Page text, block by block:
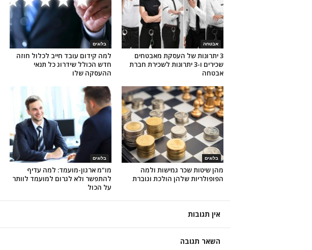
בלוגים
למה קידום עובד חייב לכלול חוזה
חדש הכולל שידרוג כל תנאי
ההעסקה שלו
אבטחה
3 יתרונות של העסקת מאבטחים
שכירים ו-3 יתרונות לשכירת חברת
אבטחה
בלוגים
מו"מ ארגון-מועמד: למה עדיף
להתפשר ולא לגרום למועמד לוותר
על הכול
בלוגים
מהן שיטות שכר גמישות ולמה
הפופולריות שלהן הולכת וגוברת
אין תגובות
השאר תגובה